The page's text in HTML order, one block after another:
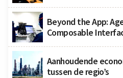
Beyond the App:
Composable
Aanhoudende
tussen de regio’s